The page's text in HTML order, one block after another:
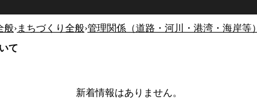
般›まちづくり全般›管理関係（道路・河川・港湾・海岸等）
て
新着情報はありません。